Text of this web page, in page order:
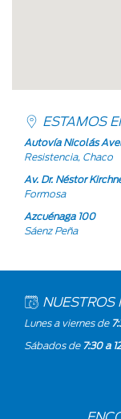
ESTAMOS
Autovía Nicolás
Resistencia, Chaco
Av. Dr. Néstor
Formosa
Azcuénaga 100
Sáenz Peña
NUESTROS
Lunes a viernes de
Sábados de 7:30 a